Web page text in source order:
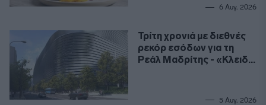
6 Αυγ. 2026
Τρίτη χρονιά με διεθνές
ρεκόρ εσόδων για τη
Ρεάλ Μαδρίτης - «Κλειδί»
5 Αυγ. 2026